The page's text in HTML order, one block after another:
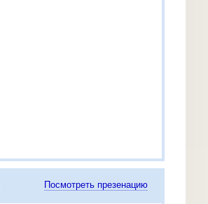
Посмотреть презенацию